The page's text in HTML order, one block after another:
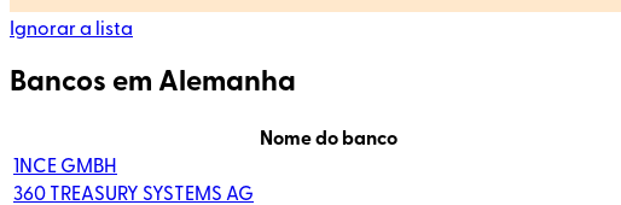
Ignorar a lista
Bancos em Alemanha
Nome do banco
1NCE GMBH
360 TREASURY SYSTEMS AG